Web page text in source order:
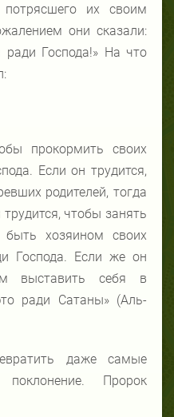
потрясшего их своим
они сказали:
Господа!» На что
прокормить своих
Если он трудится,
родителей, тогда
чтобы занять
хозяином своих
Господа. Если же он
выставить себя в
ради Сатаны» (Аль-
даже самые
Пророк